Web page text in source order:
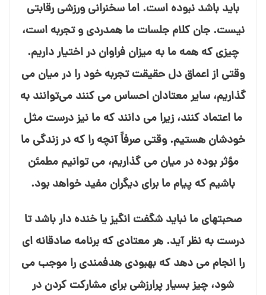
باید باشد نبوده است. اما سخنرانی ورزشی رقابتی
نیست. جان کلام جلسات ما همدردی و تجربه است،
چیزی که همه ما به میزان فراوان در اختیار داریم.
وقتی از اعماق دل حقیقت تجربه خود را در میان می⁯
گذاریم، سایر معتادان احساس می⁯ کنند می⁯‌توانند به
ما اعتماد کنند، زیرا می⁯ دانند که ما نیز درست مثل
خودشان هستیم. وقتی صرفاً آنچه را که در زندگی ما
مؤثر بوده در میان می⁯ گذاریم، می⁯ توانیم مطمئن
باشیم که پیام ما برای دیگران مفید خواهد بود.
صحبت⁯های ما نباید شگفت انگیز یا خنده⁯ دار باشد تا
درست به نظر آید. هر معتادی که برنامه صادقانه⁯ ای
را انجام می⁯ دهد که بهبودی هدفمندی را موجب می⁯
شود، چیز بسیار پرارزشی برای مشارکت کردن در